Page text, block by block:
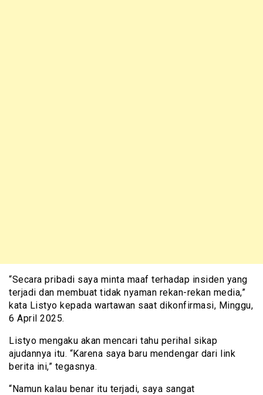
“Secara pribadi saya minta maaf terhadap insiden yang
terjadi dan membuat tidak nyaman rekan-rekan media,”
kata Listyo kepada wartawan saat dikonfirmasi, Minggu,
6 April 2025.
Listyo mengaku akan mencari tahu perihal sikap
ajudannya itu. “Karena saya baru mendengar dari link
berita ini,” tegasnya.
“Namun kalau benar itu terjadi, saya sangat